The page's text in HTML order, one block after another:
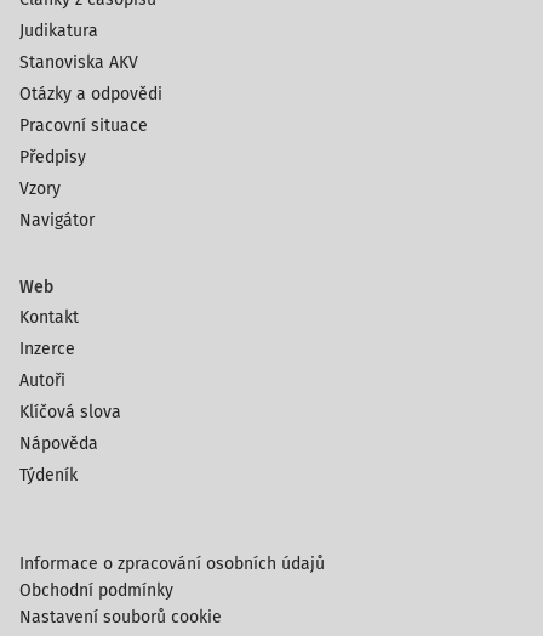
Judikatura
Stanoviska AKV
Otázky a odpovědi
Pracovní situace
Předpisy
Vzory
Navigátor
Web
Kontakt
Inzerce
Autoři
Klíčová slova
Nápověda
Týdeník
Informace o zpracování osobních údajů
Obchodní podmínky
Nastavení souborů cookie